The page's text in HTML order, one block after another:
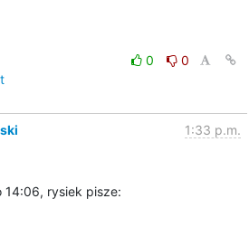
0
0
1:33 p.m.
rysiek pisze: